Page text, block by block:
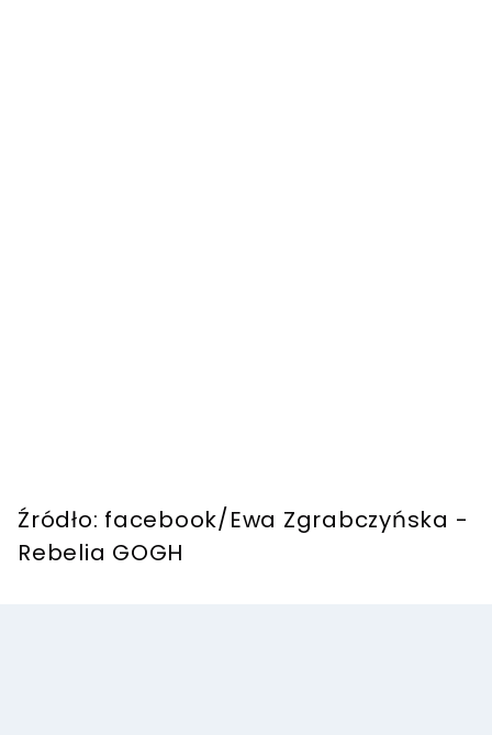
Źródło: facebook/Ewa Zgrabczyńska -
Rebelia GOGH